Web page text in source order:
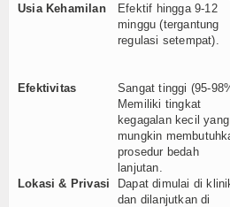
Usia Kehamilan
Efektif hingga 9-12
minggu (tergantung
regulasi setempat).
Efektivitas
Sangat tinggi (95-
Memiliki tingkat
kegagalan kecil yang
mungkin
prosedur bedah
lanjutan.
Lokasi & Privasi
Dapat dimulai di
dan dilanjutkan di